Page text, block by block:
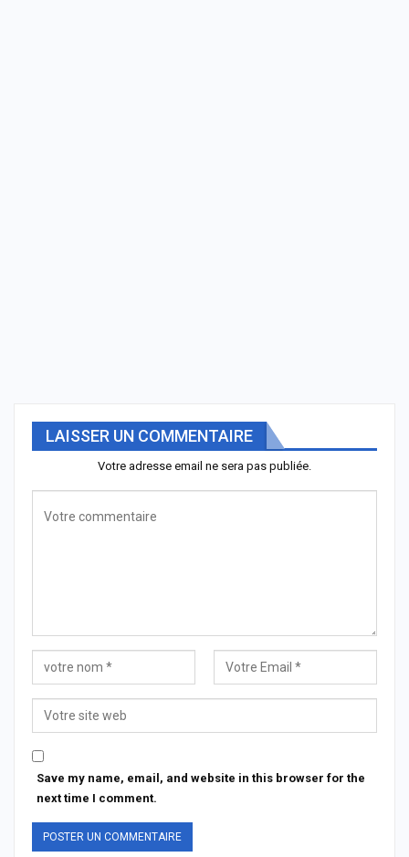
LAISSER UN COMMENTAIRE
Votre adresse email ne sera pas publiée.
Save my name, email, and website in this browser for the
next time I comment.